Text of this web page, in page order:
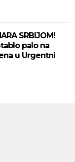
SRBIJOM!
palo na
u Urgentni